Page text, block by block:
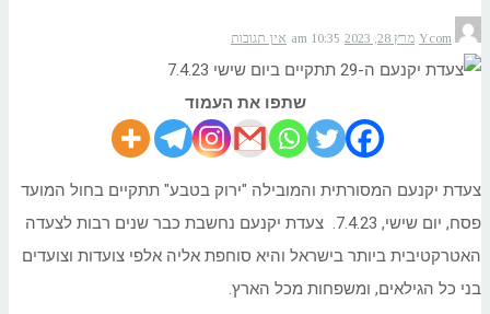
Ycom מרץ 28, 2023 10:35 am אין תגובות
שתפו את העמוד
צעדת יקנעם המסורתית והמובילה "ירוק בטבע" תתקיים בחול המועד
פסח, יום שישי, 7.4.23. צעדת יקנעם נחשבת כבר שנים רבות לצעדה
האטרקטיבית ביותר בישראל והיא סוחפת אליה אלפי צועדות וצועדים
בני כל הגילאים, ומשפחות מכל הארץ.